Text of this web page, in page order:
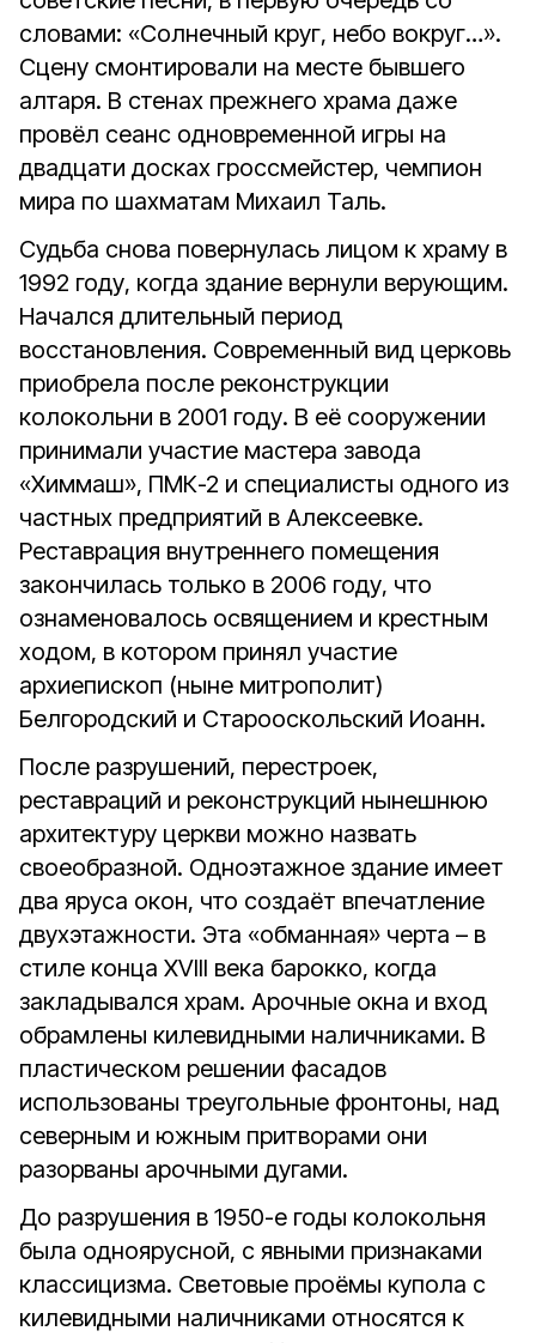
словами: «Солнечный круг, небо вокруг…».
Сцену смонтировали на месте бывшего
алтаря. В стенах прежнего храма даже
провёл сеанс одновременной игры на
двадцати досках гроссмейстер, чемпион
мира по шахматам Михаил Таль.
Судьба снова повернулась лицом к храму в
1992 году, когда здание вернули верующим.
Начался длительный период
восстановления. Современный вид церковь
приобрела после реконструкции
колокольни в 2001 году. В её сооружении
принимали участие мастера завода
«Химмаш», ПМК-2 и специалисты одного из
частных предприятий в Алексеевке.
Реставрация внутреннего помещения
закончилась только в 2006 году, что
ознаменовалось освящением и крестным
ходом, в котором принял участие
архиепископ (ныне митрополит)
Белгородский и Старооскольский Иоанн.
После разрушений, перестроек,
реставраций и реконструкций нынешнюю
архитектуру церкви можно назвать
своеобразной. Одноэтажное здание имеет
два яруса окон, что создаёт впечатление
двухэтажности. Эта «обманная» черта – в
стиле конца XVIII века барокко, когда
закладывался храм. Арочные окна и вход
обрамлены килевидными наличниками. В
пластическом решении фасадов
использованы треугольные фронтоны, над
северным и южным притворами они
разорваны арочными дугами.
До разрушения в 1950-е годы колокольня
была одноярусной, с явными признаками
классицизма. Световые проёмы купола с
килевидными наличниками относятся к